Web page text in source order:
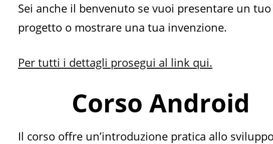
Sei anche il benvenuto se vuoi presentare un tuo
progetto o mostrare una tua invenzione.
Per tutti i dettagli prosegui al link qui.
Corso Android
Il corso offre un’introduzione pratica allo sviluppo